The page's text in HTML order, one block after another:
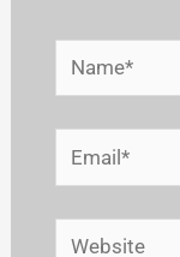
Name*
Email*
Website